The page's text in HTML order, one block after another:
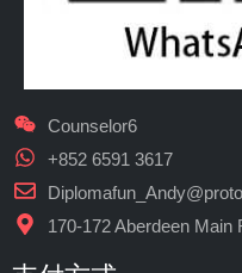
Counselor6
+852 6591 3617
170-172 Aberdeen Main